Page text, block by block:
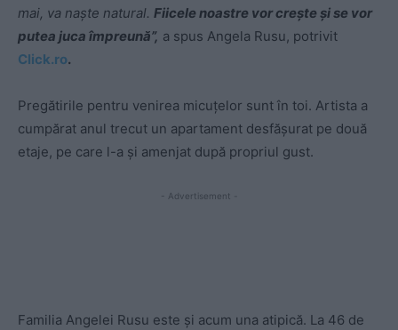
mai, va naşte natural. Fiicele noastre vor creşte şi se vor
putea juca împreună”, a spus Angela Rusu, potrivit
Click.ro.
Pregătirile pentru venirea micuțelor sunt în toi. Artista a
cumpărat anul trecut un apartament desfășurat pe două
etaje, pe care l-a și amenjat după propriul gust.
- Advertisement -
Familia Angelei Rusu este și acum una atipică. La 46 de